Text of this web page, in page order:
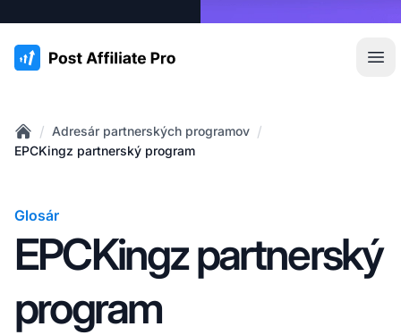
:site.title
Home
/ Adresár partnerských programov /
EPCKingz partnerský program
Glosár
EPCKingz partnerský
program